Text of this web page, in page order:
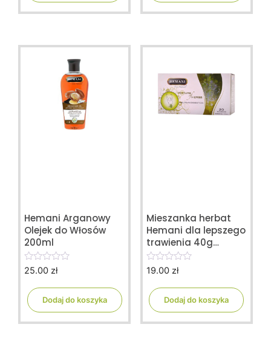
5
5
Hemani Arganowy
Olejek do Włosów
200ml
0
o
5
25.00 zł
Dodaj do koszyka
Mieszanka herbat
Hemani dla lepszego
trawienia 40g
PREMIUM
0
o
5
19.00 zł
Dodaj do koszyka